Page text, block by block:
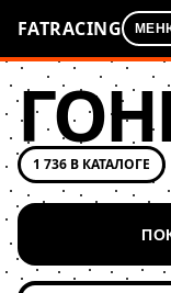
FATRACING
1 736 В КАТАЛОГЕ